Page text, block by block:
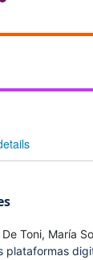
Toni, María
plataformas